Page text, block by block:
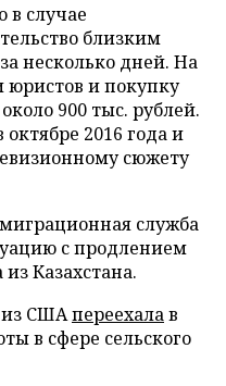
в случае
близким
несколько дней. На
юристов и покупку
900 тыс. рублей.
2016 года и
сюжету
служба
с продлением
Казахстана.
из СШАпереехалав
в сфере сельского